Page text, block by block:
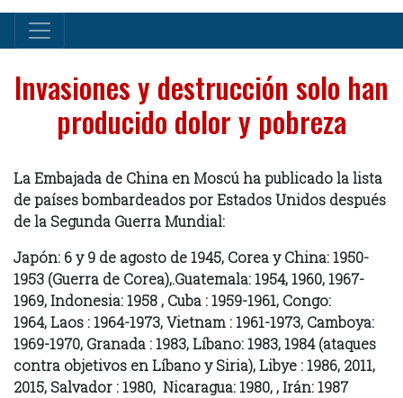
Invasiones y destrucción solo han
producido dolor y pobreza
La Embajada de China en Moscú ha publicado la lista
de países bombardeados por Estados Unidos después
de la Segunda Guerra Mundial:
Japón: 6 y 9 de agosto de 1945, Corea y China: 1950-
1953 (Guerra de Corea),.Guatemala: 1954, 1960, 1967-
1969,Indonesia: 1958 , Cuba : 1959-1961, Congo:
1964,Laos : 1964-1973,Vietnam : 1961-1973, Camboya:
1969-1970, Granada : 1983,Líbano: 1983, 1984 (ataques
contra objetivos en Líbano y Siria),Libye : 1986, 2011,
2015, Salvador : 1980, Nicaragua: 1980, ,Irán: 1987